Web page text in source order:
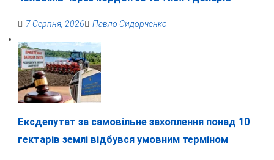
7 Серпня, 2026 Павло Сидорченко
Ексдепутат за самовільне захоплення понад 10
гектарів землі відбувся умовним терміном